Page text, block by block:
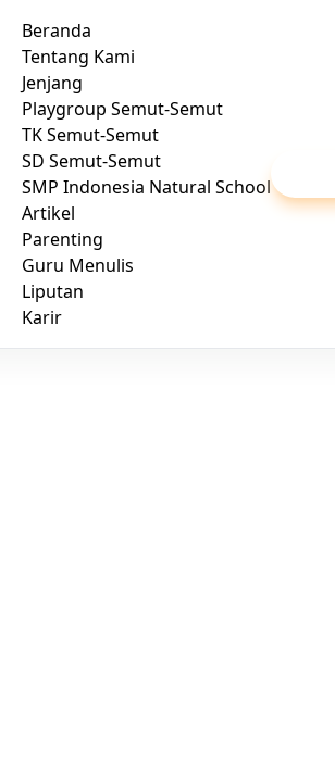
Beranda
Tentang Kami
Jenjang
Playgroup Semut-Semut
TK Semut-Semut
SD Semut-Semut
SMP Indonesia Natural School
Artikel
Parenting
Guru Menulis
Liputan
Karir